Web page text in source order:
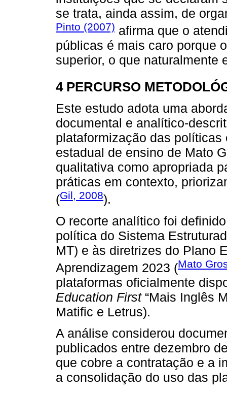
se trata, ainda assim, de
Pinto (2007) afirma que o
públicas é mais caro porque
superior, o que naturalmente
4 PERCURSO
Este estudo adota uma
documental e analítico-
plataformização das
estadual de ensino de Mato
qualitativa como apropriada
práticas em contexto,
(Gil, 2008).
O recorte analítico foi
política do Sistema
MT) e às diretrizes do Plano
Aprendizagem 2023 (Mato
plataformas oficialmente
Education First“Mais Inglês
Matific e Letrus).
A análise considerou
publicados entre dezembro
que cobre a contratação e a
a consolidação do uso das